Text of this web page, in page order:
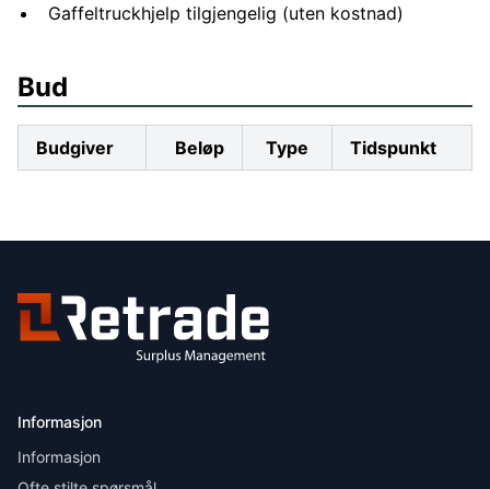
Gaffeltruckhjelp tilgjengelig (uten kostnad)
Bud
Budgiver Beløp Type Tidspunkt
Informasjon
Informasjon